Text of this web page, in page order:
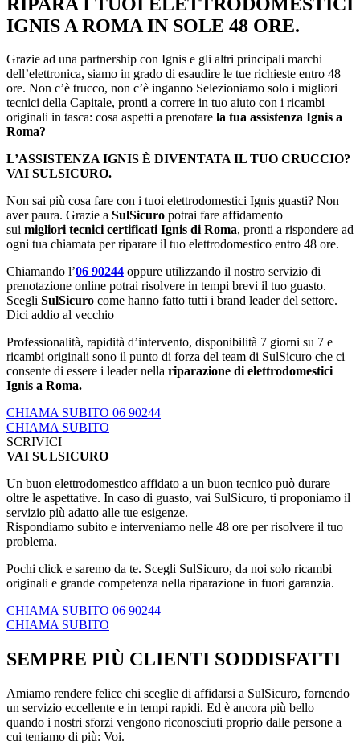
IGNIS A ROMA IN SOLE 48 ORE.
Grazie ad una partnership con Ignis e gli altri principali marchi
dell’elettronica, siamo in grado di esaudire le tue richieste entro 48
ore. Non c’è trucco, non c’è inganno Selezioniamo solo i migliori
tecnici della Capitale, pronti a correre in tuo aiuto con i ricambi
originali in tasca: cosa aspetti a prenotare la tua assistenza Ignis a
Roma?
L’ASSISTENZA IGNIS È DIVENTATA IL TUO CRUCCIO?
VAI SULSICURO.
Non sai più cosa fare con i tuoi elettrodomestici Ignis guasti? Non
aver paura. Grazie a SulSicuro potrai fare affidamento
sui migliori tecnici certificati Ignis di Roma, pronti a rispondere ad
ogni tua chiamata per riparare il tuo elettrodomestico entro 48 ore.
Chiamando l’06 90244 oppure utilizzando il nostro servizio di
prenotazione online potrai risolvere in tempi brevi il tuo guasto.
Scegli SulSicuro come hanno fatto tutti i brand leader del settore.
Dici addio al vecchio
Professionalità, rapidità d’intervento, disponibilità 7 giorni su 7 e
ricambi originali sono il punto di forza del team di SulSicuro che ci
consente di essere i leader nella riparazione di elettrodomestici
Ignis a Roma.
CHIAMA SUBITO 06 90244
CHIAMA SUBITO
SCRIVICI
VAI SULSICURO
Un buon elettrodomestico affidato a un buon tecnico può durare
oltre le aspettative. In caso di guasto, vai SulSicuro, ti proponiamo il
servizio più adatto alle tue esigenze.
Rispondiamo subito e interveniamo nelle 48 ore per risolvere il tuo
problema.
Pochi click e saremo da te. Scegli SulSicuro, da noi solo ricambi
originali e grande competenza nella riparazione in fuori garanzia.
CHIAMA SUBITO 06 90244
CHIAMA SUBITO
SEMPRE PIÙ CLIENTI SODDISFATTI
Amiamo rendere felice chi sceglie di affidarsi a SulSicuro, fornendo
un servizio eccellente e in tempi rapidi. Ed è ancora più bello
quando i nostri sforzi vengono riconosciuti proprio dalle persone a
cui teniamo di più: Voi.